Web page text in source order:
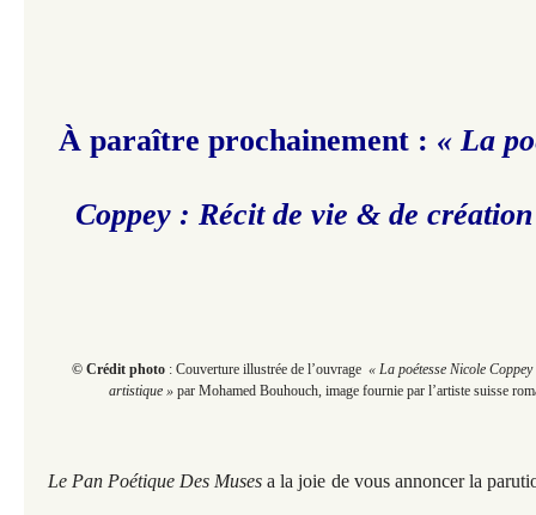
À paraître prochainement : « La
Coppey : Récit de vie & de
© Crédit photo : Couverture illustrée de l’ouvrage « La poétesse Nicole
artistique » par Mohamed Bouhouch, image fournie par l’artiste suisse
Le Pan Poétique Des Muses a la joie de vous annoncer la